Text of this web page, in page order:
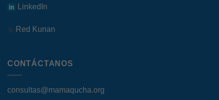
LinkedIn
Red Kunan
CONTÁCTANOS
consultas@mamaqucha.org